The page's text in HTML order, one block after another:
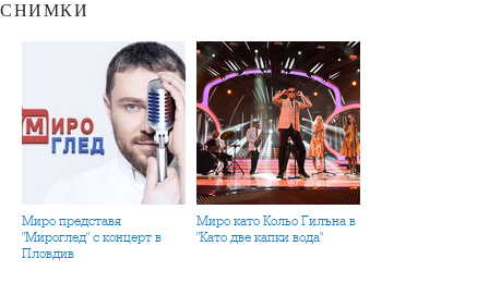
СНИМКИ
Миро представя
"Мироглед" с концерт в
Пловдив
Миро като Кольо Гилъна в
"Като две капки вода"